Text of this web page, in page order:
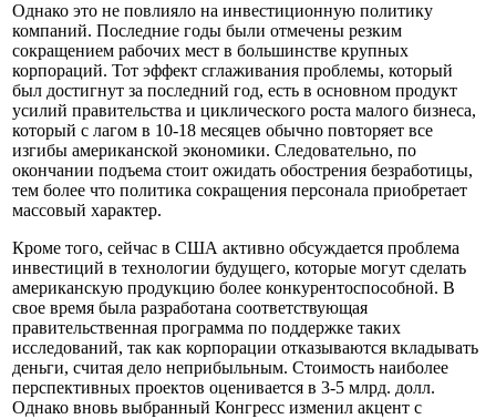
Однако это не повлияло на инвестиционную политику
компаний. Последние годы были отмечены резким
сокращением рабочих мест в большинстве крупных
корпораций. Тот эффект сглаживания проблемы, который
был достигнут за последний год, есть в основном продукт
усилий правительства и циклического роста малого бизнеса,
который с лагом в 10-18 месяцев обычно повторяет все
изгибы американской экономики. Следовательно, по
окончании подъема стоит ожидать обострения безработицы,
тем более что политика сокращения персонала приобретает
массовый характер.
Кроме того, сейчас в США активно обсуждается проблема
инвестиций в технологии будущего, которые могут сделать
американскую продукцию более конкурентоспособной. В
свое время была разработана соответствующая
правительственная программа по поддержке таких
исследований, так как корпорации отказываются вкладывать
деньги, считая дело неприбыльным. Стоимость наиболее
перспективных проектов оценивается в 3-5 млрд. долл.
Однако вновь выбранный Конгресс изменил акцент с